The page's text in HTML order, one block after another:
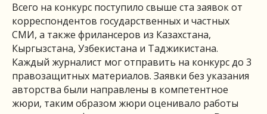
Всего на конкурс поступило свыше ста заявок от
корреспондентов государственных и частных
СМИ, а также фрилансеров из Казахстана,
Кыргызстана, Узбекистана и Таджикистана.
Каждый журналист мог отправить на конкурс до 3
правозащитных материалов. Заявки без указания
авторства были направлены в компетентное
жюри, таким образом жюри оценивало работы